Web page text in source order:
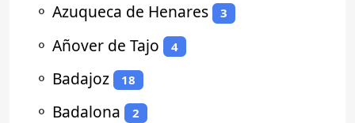
⚬ Azuqueca de Henares 3
⚬ Añover de Tajo 4
⚬ Badajoz 18
⚬ Badalona 2